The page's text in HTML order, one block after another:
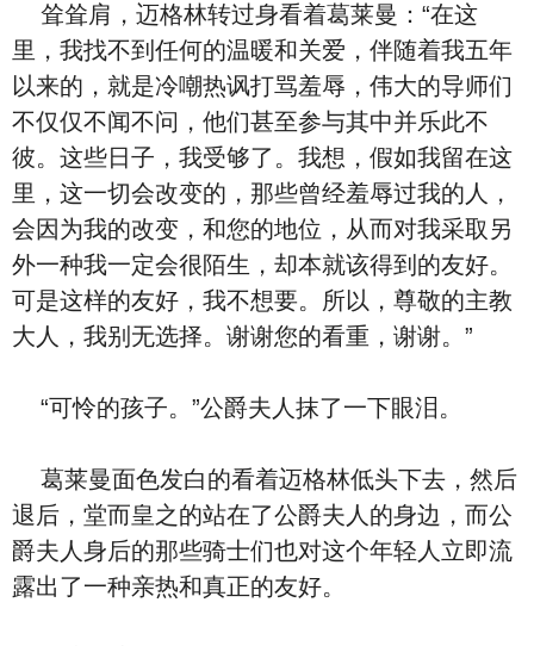
耸耸肩，迈格林转过身看着葛莱曼：“在这
里，我找不到任何的温暖和关爱，伴随着我五年
以来的，就是冷嘲热讽打骂羞辱，伟大的导师们
不仅仅不闻不问，他们甚至参与其中并乐此不
彼。这些日子，我受够了。我想，假如我留在这
里，这一切会改变的，那些曾经羞辱过我的人，
会因为我的改变，和您的地位，从而对我采取另
外一种我一定会很陌生，却本就该得到的友好。
可是这样的友好，我不想要。所以，尊敬的主教
大人，我别无选择。谢谢您的看重，谢谢。”
“可怜的孩子。”公爵夫人抹了一下眼泪。
葛莱曼面色发白的看着迈格林低头下去，然后
退后，堂而皇之的站在了公爵夫人的身边，而公
爵夫人身后的那些骑士们也对这个年轻人立即流
露出了一种亲热和真正的友好。